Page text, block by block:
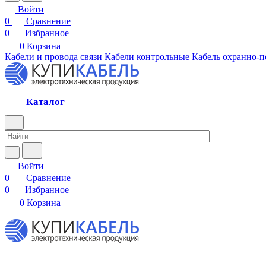
Войти
0
Сравнение
0
Избранное
0 Корзина
Кабели и провода связи Кабели контрольные Кабель охранно-
Каталог
Войти
0
Сравнение
0
Избранное
0 Корзина